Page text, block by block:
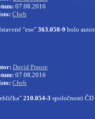
07.08.2016
Cheb
"eso"363.058-9 bolo
David Prause
07.08.2016
Cheb
210.054-3 spoločnosti ČD